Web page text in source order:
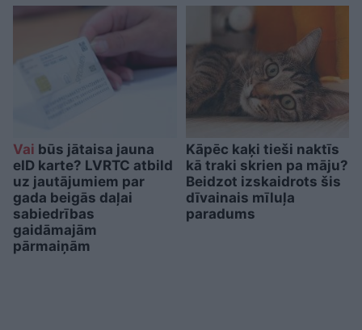
Vai būs jātaisa jauna
eID karte? LVRTC atbild
uz jautājumiem par
gada beigās daļai
sabiedrības
gaidāmajām
pārmaiņām
Kāpēc kaķi tieši naktīs
kā traki skrien pa māju?
Beidzot izskaidrots šis
dīvainais mīluļa
paradums